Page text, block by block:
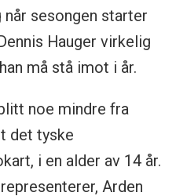
sesongen starter
Hauger virkelig
må stå imot i år.
noe mindre fra
det tyske
i en alder av 14 år.
Arden